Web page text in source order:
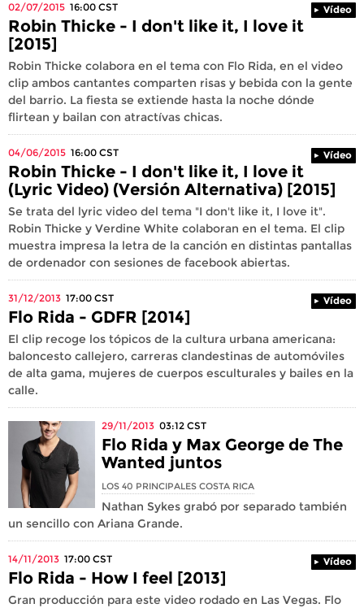
02/07/2015 16:00 CST Vídeo
Robin Thicke - I don't like it, I love it
[2015]
Robin Thicke colabora en el tema con Flo Rida, en el video
clip ambos cantantes comparten risas y bebida con la gente
del barrio. La fiesta se extiende hasta la noche dónde
flirtean y bailan con atractívas chicas.
04/06/2015 16:00 CST Vídeo
Robin Thicke - I don't like it, I love it
(Lyric Video) (Versión Alternativa) [2015]
Se trata del lyric video del tema "I don't like it, I love it".
Robin Thicke y Verdine White colaboran en el tema. El clip
muestra impresa la letra de la canción en distintas pantallas
de ordenador con sesiones de facebook abiertas.
31/12/2013 17:00 CST Vídeo
Flo Rida - GDFR [2014]
El clip recoge los tópicos de la cultura urbana americana:
baloncesto callejero, carreras clandestinas de automóviles
de alta gama, mujeres de cuerpos esculturales y bailes en la
calle.
29/11/2013 03:12 CST
Flo Rida y Max George de The
Wanted juntos
LOS 40 PRINCIPALES COSTA RICA
Nathan Sykes grabó por separado también
un sencillo con Ariana Grande.
14/11/2013 17:00 CST Vídeo
Flo Rida - How I feel [2013]
Gran producción para este video rodado en Las Vegas. Flo